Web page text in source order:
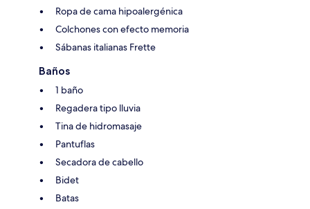
Ropa de cama hipoalergénica
Colchones con efecto memoria
Sábanas italianas Frette
Baños
1 baño
Regadera tipo lluvia
Tina de hidromasaje
Pantuflas
Secadora de cabello
Bidet
Batas